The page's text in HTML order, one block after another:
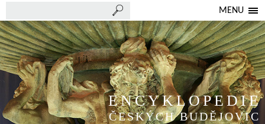
MENU
ENCYKLOPEDIE
ČESKÝCH BUDĚJOVIC